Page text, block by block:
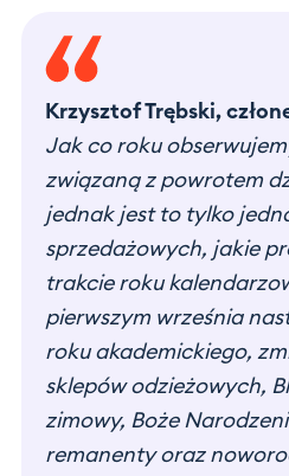
Krzysztof Trębski,
Jak co roku
związaną z powrotem
jednak jest to tylko
sprzedażowych, jakie
trakcie roku
pierwszym września
roku akademickiego,
sklepów odzieżowych,
zimowy, Boże
remanenty oraz